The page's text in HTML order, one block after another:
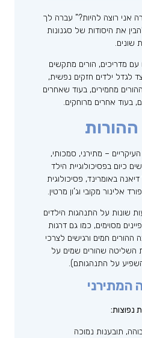
אני רוצה להיות?” עברה לך
את היסודות של סגנונות
שונים.
עם מדריכים, הורים מתקשים
לגדל ילדים חזקים נפשית,
מחמירים, בעוד שאחרים
בעוד אחרים מרוחקים.
– מתירני, סמכותי,
כיום בפסיכולוגיית הילד
באומרינד, פסיכולוגית
אלינור מקובי וג’ון מרטין.
שונות על התנהגות הילדים
מסוימים, כמו גם דרגות
חמים ורגישים לצרכי
השליטה שהורים שמים על
על התנהגותם).
נפוצות:
תובענות נמוכה